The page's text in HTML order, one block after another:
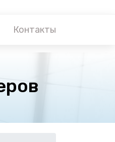
Контакты